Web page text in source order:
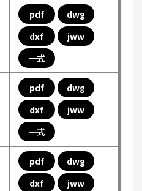
pdf
dwg
dxf
jww
一式
pdf
dwg
dxf
jww
一式
pdf
dwg
dxf
jww